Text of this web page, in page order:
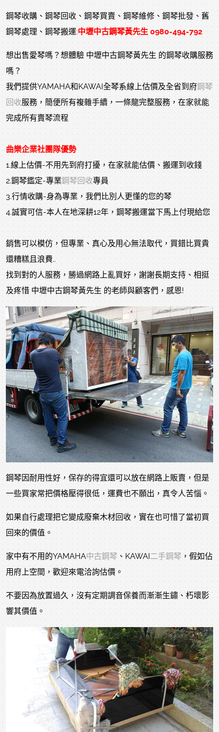
鋼琴收購、鋼琴回收、鋼琴買賣、鋼琴維修、鋼琴批發、舊
鋼琴處理、鋼琴搬運:中壢中古鋼琴黃先生 0980-494-792
想出售愛琴嗎？想體驗 中壢中古鋼琴黃先生 的鋼琴收購服務
嗎？
我們提供YAMAHA和KAWAI全琴系線上估價及全省到府鋼琴
回收服務，簡便所有複雜手續，一條龍完整服務，在家就能
完成所有賣琴流程
曲樂企業社團隊優勢
1.線上估價-不用先到府打擾，在家就能估價、搬運到收錢
2.鋼琴鑑定-專業鋼琴回收專員
3.行情收購-身為專業，我們比別人更懂的您的琴
4.誠實可信-本人在地深耕12年，鋼琴搬運當下馬上付現給您
銷售可以模仿，但專業、真心及用心無法取代，買錯比買貴
還糟糕且浪費..
找到對的人服務，勝過網路上亂買好，謝謝長期支持、相挺
及疼惜 中壢中古鋼琴黃先生 的老師與顧客們，感恩!
鋼琴因耐用性好，保存的得宜還可以放在網路上販賣，但是
一些買家常把價格壓得很低，運費也不願出，真令人苦惱。
如果自行處理把它變成廢棄木材回收，實在也可惜了當初買
回來的價值。
家中有不用的YAMAHA中古鋼琴 、KAWAI二手鋼琴 ，假如佔
用府上空間，歡迎來電洽詢估價。
不要因為放置過久，沒有定期調音保養而漸漸生鏽、朽壞影
響其價值。